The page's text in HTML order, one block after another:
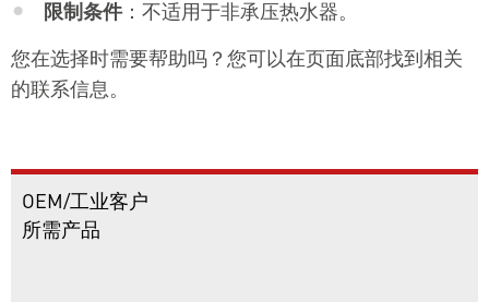
限制条件：不适用于非承压热水器。
您在选择时需要帮助吗？您可以在页面底部找到相关
的联系信息。
OEM/工业客户
所需产品